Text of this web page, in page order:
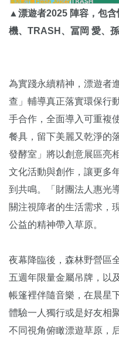
▲漂遊者2025 陣容，包
機、TRASH、冨岡 愛、孫
為實踐永續精神，漂遊者
查」輔導真正落實環保行
手合作，全面導入可重複
餐具，留下美麗又乾淨的
發酵室」將以創意展區亮
文化活動與創作，讓更多
到共鳴。「財團法人惠光
關注視障者的生活需求，
公益的精神帶入草原。
夜幕降臨後，森林野營區
五週年限量金屬吊牌，以
帳篷裡伴隨音樂，在晨星
體驗一人獨行或是好友相
不同視角俯瞰漂遊草原，